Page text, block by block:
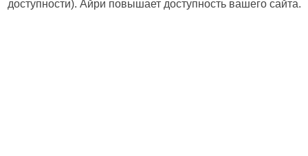
доступности). Айри повышает доступность вашего сайта.